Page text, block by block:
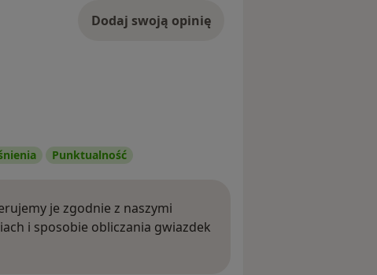
Dodaj swoją opinię
Punktualność
je zgodnie z naszymi
i sposobie obliczania gwiazdek